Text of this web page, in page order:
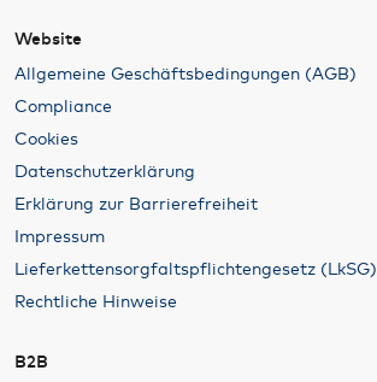
Website
Allgemeine Geschäftsbedingungen (AGB)
Compliance
Cookies
Datenschutzerklärung
Erklärung zur Barrierefreiheit
Impressum
Lieferkettensorgfaltspflichtengesetz (LkSG)
Rechtliche Hinweise
B2B